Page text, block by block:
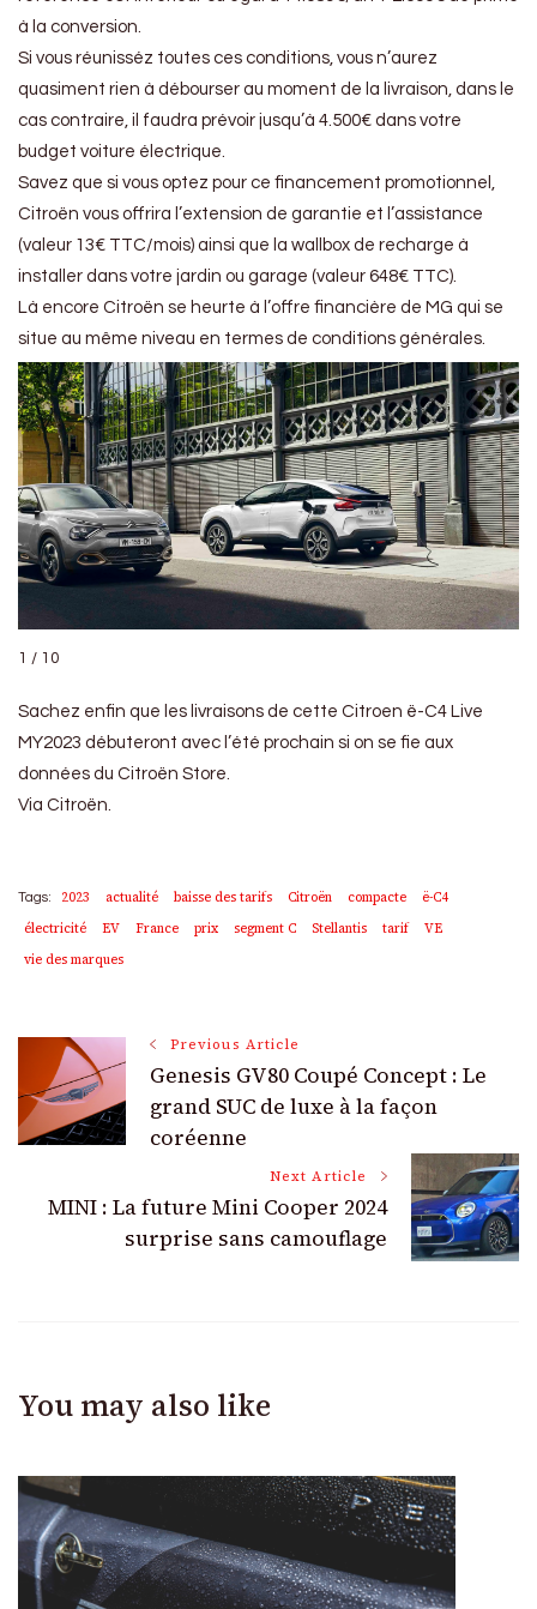
à la conversion.
Si vous réunisséz toutes ces conditions, vous n’aurez
quasiment rien à débourser au moment de la livraison, dans le
cas contraire, il faudra prévoir jusqu’à 4.500€ dans votre
budget voiture électrique.
Savez que si vous optez pour ce financement promotionnel,
Citroën vous offrira l’extension de garantie et l’assistance
(valeur 13€ TTC/mois) ainsi que la wallbox de recharge à
installer dans votre jardin ou garage (valeur 648€ TTC).
Là encore Citroën se heurte à l’offre financière de MG qui se
situe au même niveau en termes de conditions générales.
1 / 10
Sachez enfin que les livraisons de cette Citroen ë-C4 Live
MY2023 débuteront avec l’été prochain si on se fie aux
données du Citroën Store.
Via Citroën.
Tags: 2023 actualité baisse des tarifs Citroën compacte
ë-C4
électricité
EV France prix segment C Stellantis tarif
VE
vie des marques
Post
Navigation
Previous Article
Genesis GV80 Coupé Concept : Le
grand SUC de luxe à la façon
coréenne
Next Article
MINI : La future Mini Cooper 2024
surprise sans camouflage
You may also like